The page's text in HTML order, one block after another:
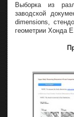
Выборка из
заводской
dimensions,
геометрии Хонда Е.